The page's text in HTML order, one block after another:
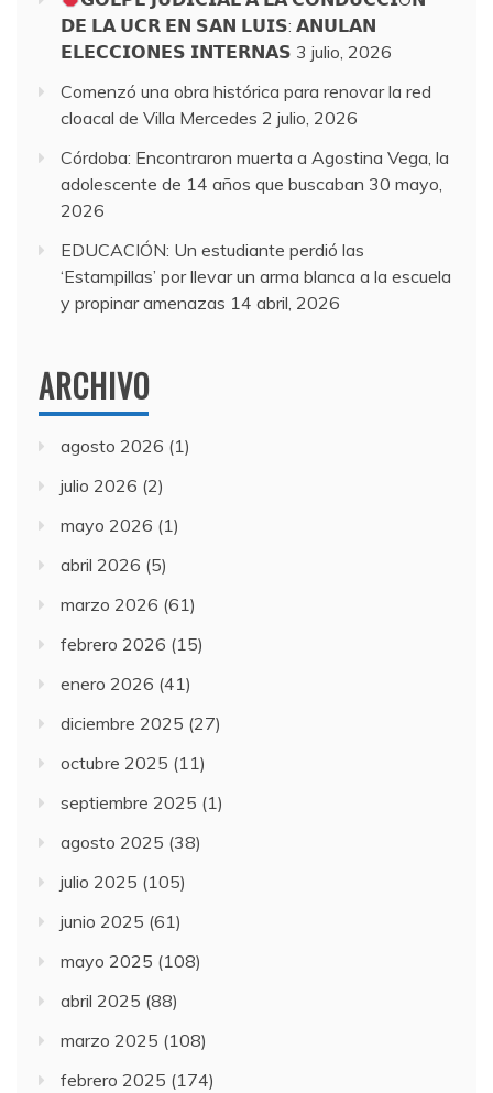
𝗗𝗘 𝗟𝗔 𝗨𝗖𝗥 𝗘𝗡 𝗦𝗔𝗡 𝗟𝗨𝗜𝗦: 𝗔𝗡𝗨𝗟𝗔𝗡
𝗘𝗟𝗘𝗖𝗖𝗜𝗢𝗡𝗘𝗦 𝗜𝗡𝗧𝗘𝗥𝗡𝗔𝗦 3 julio, 2026
Comenzó una obra histórica para renovar la red
cloacal de Villa Mercedes 2 julio, 2026
Córdoba: Encontraron muerta a Agostina Vega, la
adolescente de 14 años que buscaban 30 mayo,
2026
EDUCACIÓN: Un estudiante perdió las
‘Estampillas’ por llevar un arma blanca a la escuela
y propinar amenazas 14 abril, 2026
ARCHIVO
agosto 2026 (1)
julio 2026 (2)
mayo 2026 (1)
abril 2026 (5)
marzo 2026 (61)
febrero 2026 (15)
enero 2026 (41)
diciembre 2025 (27)
octubre 2025 (11)
septiembre 2025 (1)
agosto 2025 (38)
julio 2025 (105)
junio 2025 (61)
mayo 2025 (108)
abril 2025 (88)
marzo 2025 (108)
febrero 2025 (174)